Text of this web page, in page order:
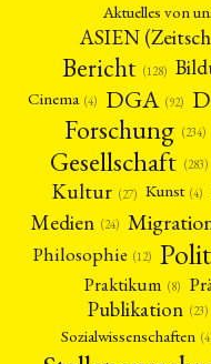
Aktuelles von
ASIEN
Bericht (128)
Cinema (4) DGA (92)
Forschung (234)
Gesellschaft (283)
Kultur (27) Kunst (4)
Medien (24)
Philosophie (12)
Praktikum (8)
Publikation (23)
Sozialwissenschaften